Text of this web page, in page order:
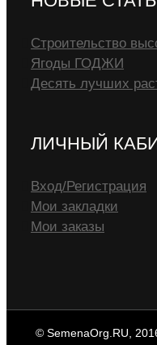
Строительство
Ягоды ГОДЖИ
Десять лучших
ЛИЧНЫЙ
Вход/Регистрация
Мои закладки
Мои заказы
© SemenaOrg.RU,